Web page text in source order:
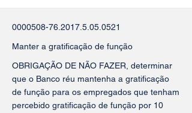
0000508-76.2017.5.05 .0521
Manter a gratificação de função
OBRIGAÇÃO DE NÃO FAZER, determinar
que o Banco réu mantenha a gratificação
de função para os empregados que tenham
percebido gratificação de função por 10